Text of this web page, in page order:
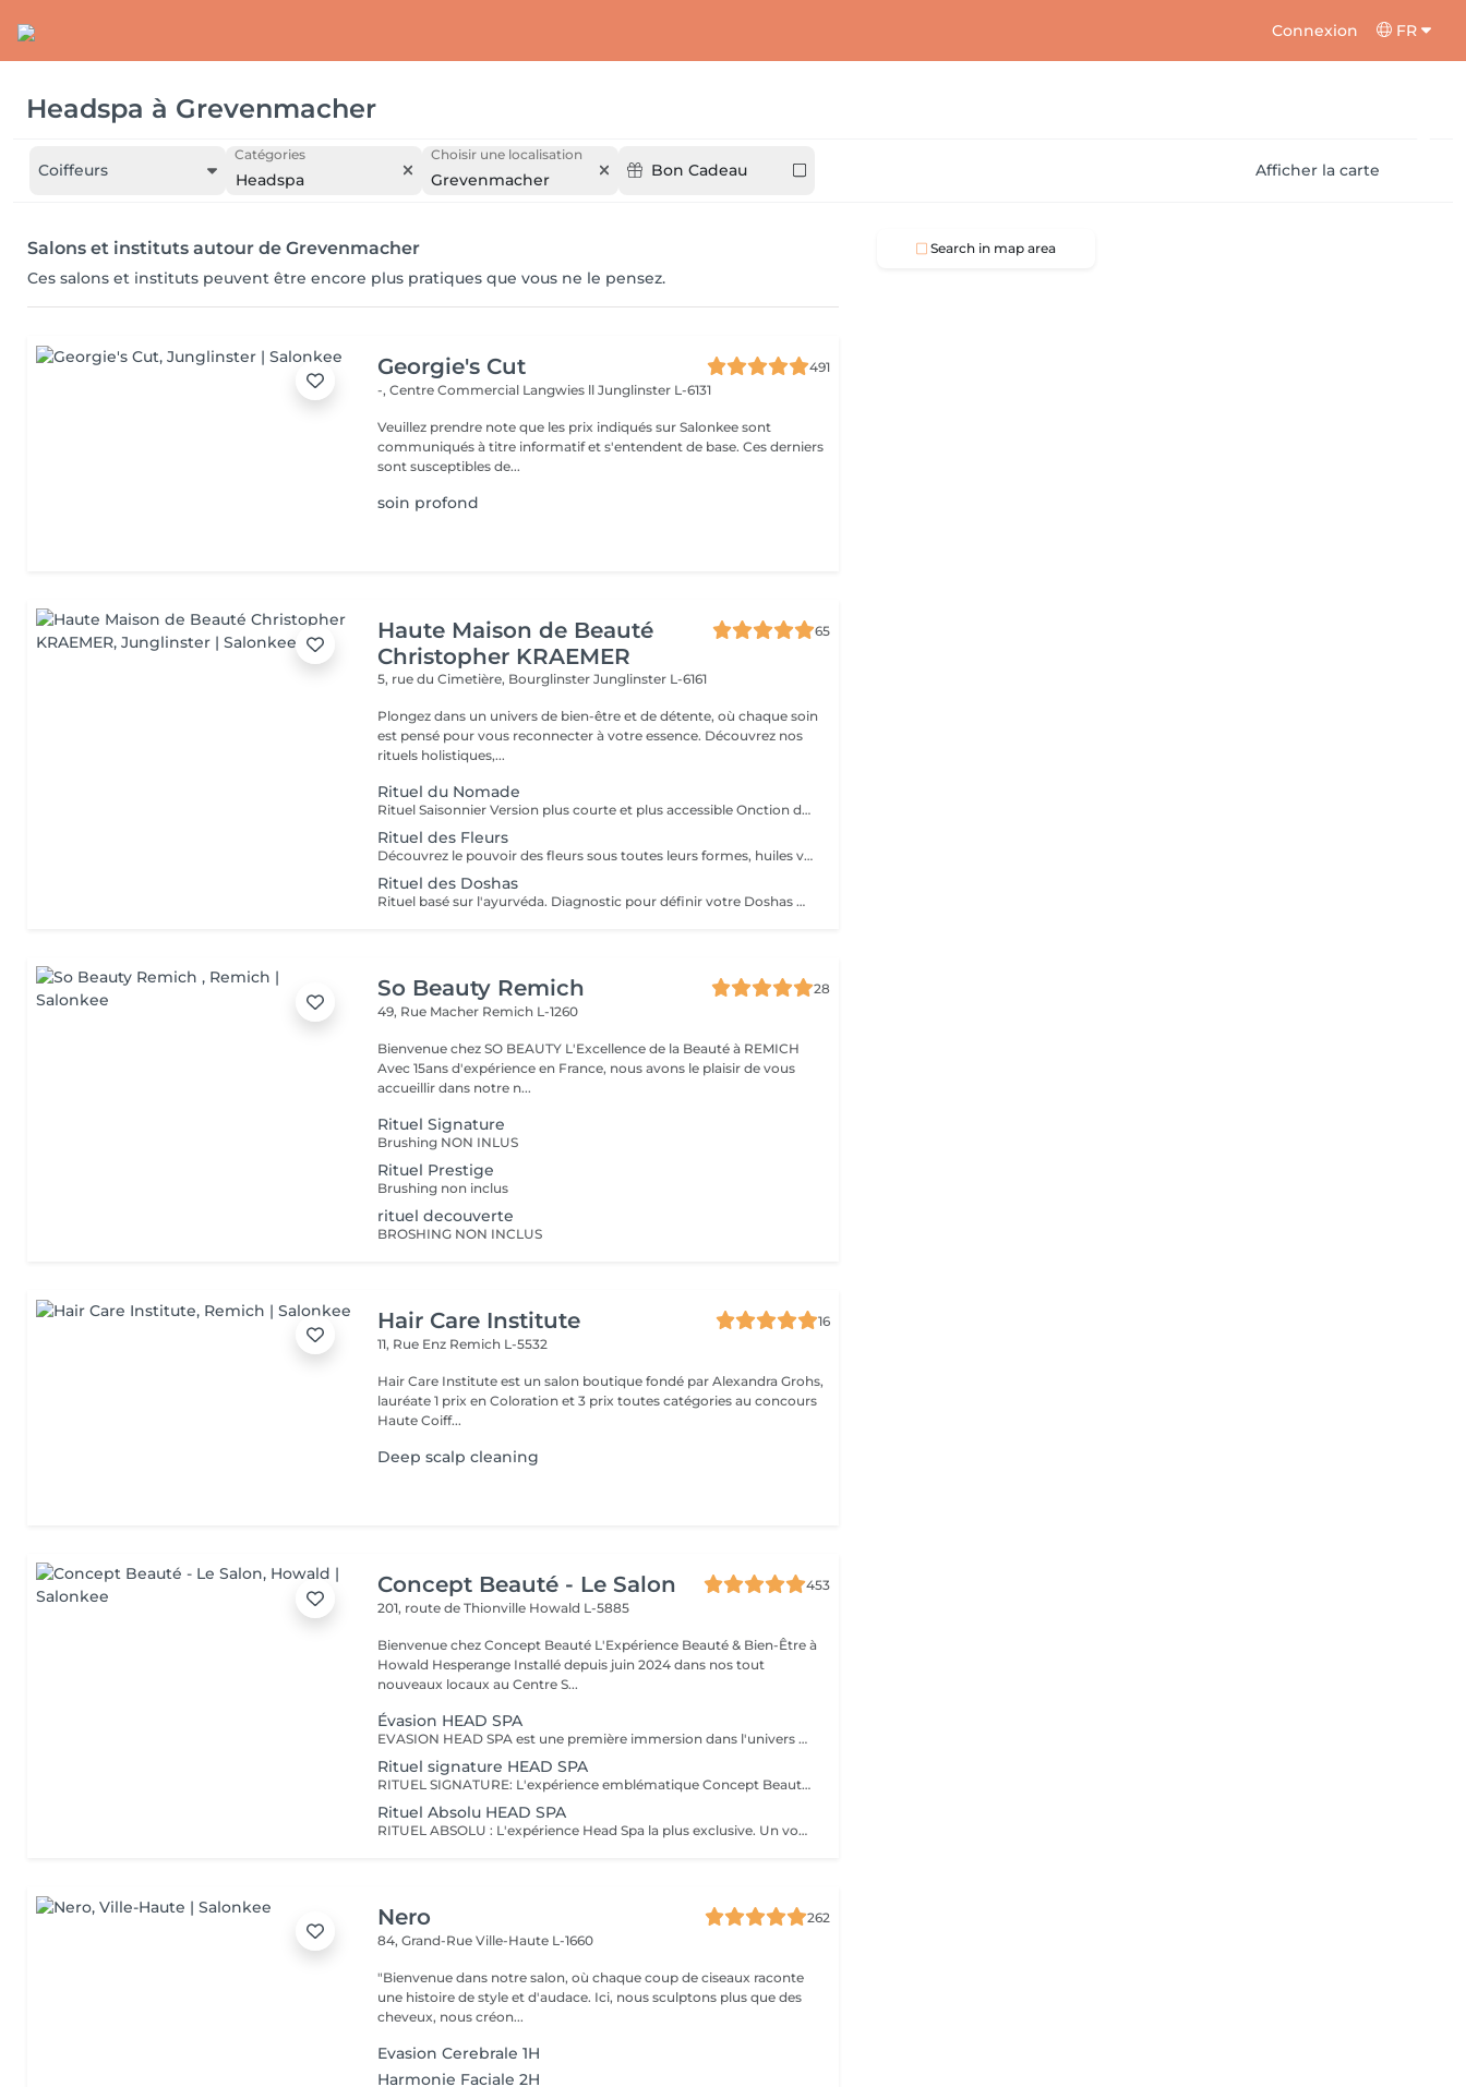
Connexion FR
Headspa à Grevenmacher
Coiffeurs
Catégories
Headspa
Choisir une localisation
Grevenmacher Bon Cadeau Afficher la carte
Salons et instituts autour de Grevenmacher
Ces salons et instituts peuvent être encore plus pratiques que vous ne le pensez.
Georgie's Cut
491
-, Centre Commercial Langwies llJunglinster L-6131
Veuillez prendre note que les prix indiqués sur Salonkee sont
communiqués à titre informatif et s'entendent de base. Ces derniers
sont susceptibles de...
soin profond
Haute Maison de Beauté
Christopher KRAEMER
65
5, rue du Cimetière, BourglinsterJunglinster L-6161
Plongez dans un univers de bien-être et de détente, où chaque soin
est pensé pour vous reconnecter à votre essence. Découvrez nos
rituels holistiques,...
Rituel du Nomade
Rituel Saisonnier Version plus courte et plus accessible Onction d'huile d'aloès-vera-argan-dattier, gommage aux pépins de fraise et poudre d'ananas, cataplasme au rhassoul, bain de vapeur citron vert-menthe, shampooing citron vert-lavande-ylang-ylang, masque Néroli-ciste ladanifère-menthe avec massage de la tête, cascade, pulvérisation faciale hydrolat de fleur d'oranger
Rituel des Fleurs
Découvrez le pouvoir des fleurs sous toutes leurs formes, huiles végétales, essentielles, infusions etc Un moment de poésie, qui vous laissera sans voix.. Véritable moment de relaxation complète. Sauna infrarouge, Massage shiatsu, bol d'air jacquier, douche. Onction d'huiles précieuses, hammam crânien, facial et respiratoire, bains rythmés avec méditation guidée, exercices de sophrologie, shampooing, pose de masque et massage crânien, rituel de la cascade, rinçage à l'infusion de plantes et pulvérisation faciale aux hydrolats qui clôturent le soin. Ne comprend pas le séchage des cheveux.
Rituel des Doshas
Rituel basé sur l'ayurvéda. Diagnostic pour définir votre Doshas dominant afin de le rééquilibrer En plus des rituels complets -Diagnostic -Application d'huiles chaudes -Application cataplasmes ayurvédiques (cuir chevelu & cheveux)
So Beauty Remich
28
49, Rue Macher Remich L-1260
Bienvenue chez SO BEAUTY L'Excellence de la Beauté à REMICH
Avec 15ans d'expérience en France, nous avons le plaisir de vous
accueillir dans notre n...
Rituel Signature
Brushing NON INLUS
Rituel Prestige
Brushing non inclus
rituel decouverte
BROSHING NON INCLUS
Hair Care Institute
16
11, Rue Enz Remich L-5532
Hair Care Institute est un salon boutique fondé par Alexandra Grohs,
lauréate 1 prix en Coloration et 3 prix toutes catégories au concours
Haute Coiff...
Deep scalp cleaning
Concept Beauté - Le Salon
453
201, route de Thionville Howald L-5885
Bienvenue chez Concept Beauté L'Expérience Beauté & Bien-Être à
Howald Hesperange Installé depuis juin 2024 dans nos tout
nouveaux locaux au Centre S...
Évasion HEAD SPA
EVASION HEAD SPA est une première immersion dans l'univers du Head Spa. Ce rituel découverte vous invite à relâcher les tensions accumulées grâce à un massage du cuir chevelu associé à une expérience sensorielle autour de l'eau et à un soin adapté. Idéal pour découvrir les bienfaits du Head Spa et s'offrir un véritable moment de détente. Coiffage ou brushing inclus. DECOUVREZ NOTRE UNIVERS HEAD SPA, une expérience unique alliant relaxation profonde, soin du cuir chevelu et beauté du cheveu. Inspirés des rituels de bien-être japonais, nos soins Head Spa sont conçus pour procurer un véritable moment de déconnexion tout en prenant soin de vos cheveux et de votre cuir chevelu. Chaque rituel associe des techniques de massage relaxantes, un travail autour de l'eau, des soins professionnels adaptés et se termine par un coiffage ou un brushing afin que vous repartiez détendue et sublimée. Accordez-vous une parenthèse hors du temps et choisissez le rituel qui correspond à vos envies.
Rituel signature HEAD SPA
RITUEL SIGNATURE: L'expérience emblématique Concept Beauté. Un rituel complet alliant bien-être, soin du cuir chevelu, beauté du cheveu et coiffage personnalisé. DECOUVREZ NOTRE UNIVERS HEAD SPA, une expérience unique alliant relaxation profonde, soin du cuir chevelu et beauté du cheveu. Inspirés des rituels de bien-être japonais, nos soins Head Spa sont conçus pour procurer un véritable moment de déconnexion tout en prenant soin de vos cheveux et de votre cuir chevelu. Chaque rituel associe des techniques de massage relaxantes, un travail autour de l'eau, des soins professionnels adaptés et se termine par un coiffage ou un brushing afin que vous repartiez détendue et sublimée. Accordez-vous une parenthèse hors du temps et choisissez le rituel qui correspond à vos envies.
Rituel Absolu HEAD SPA
RITUEL ABSOLU : L'expérience Head Spa la plus exclusive. Un voyage sensoriel profond associant relaxation intense, soins experts et mise en beauté complète des cheveux. DECOUVREZ NOTRE UNIVERS HEAD SPA, une expérience unique alliant relaxation profonde, soin du cuir chevelu et beauté du cheveu. Inspirés des rituels de bien-être japonais, nos soins Head Spa sont conçus pour procurer un véritable moment de déconnexion tout en prenant soin de vos cheveux et de votre cuir chevelu. Chaque rituel associe des techniques de massage relaxantes, un travail autour de l'eau, des soins professionnels adaptés et se termine par un coiffage ou un brushing afin que vous repartiez détendue et sublimée. Accordez-vous une parenthèse hors du temps et choisissez le rituel qui correspond à vos envies.
Nero
262
84, Grand-RueVille-Haute L-1660
"Bienvenue dans notre salon, où chaque coup de ciseaux raconte
une histoire de style et d'audace. Ici, nous sculptons plus que des
cheveux, nous créon...
Evasion Cerebrale 1H
Harmonie Faciale 2H
Search in map area